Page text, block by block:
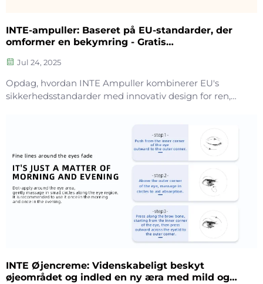
INTE-ampuller: Baseret på EU-standarder, der
omformer en bekymring - Gratis
Jul 24, 2025
Opdag, hvordan INTE Ampuller kombinerer EU's
sikkerhedsstandarder med innovativ design for ren,
INTE Øjencreme: Videnskabeligt beskyt
øjeområdet og indled en ny æra med mild og